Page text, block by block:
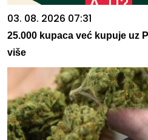
03. 08. 2026 07:31
25.000 kupaca već kupuje uz
više